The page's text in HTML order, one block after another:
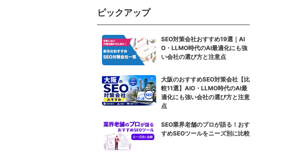
ピックアップ
SEO対策会社おすすめ19選｜AI
O・LLMO時代のAI最適化にも強
い会社の選び方と注意点
大阪のおすすめSEO対策会社【比
較11選】AIO・LLMO時代のAI最
適化にも強い会社の選び方と注意
点
SEO業界老舗のプロが語る！おす
すめSEOツールをニーズ別に比較